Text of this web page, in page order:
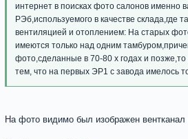
интернет в поисках фото салонов именно
РЭб,используемого в качестве
вентиляцией и отоплением: На старых
имеются только над одним
фото,сделанные в 70-80 х годах и
тем, что на первых ЭР1 с завода имелось
На фото видимо был изображен